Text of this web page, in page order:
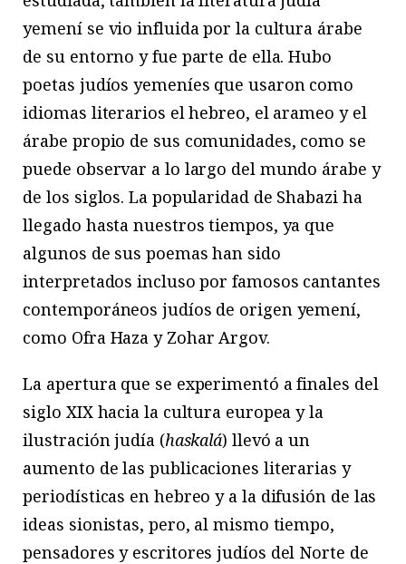
yemení se vio influida por la cultura árabe
de su entorno y fue parte de ella. Hubo
poetas judíos yemeníes que usaron como
idiomas literarios el hebreo, el arameo y el
árabe propio de sus comunidades, como se
puede observar a lo largo del mundo árabe y
de los siglos. La popularidad de Shabazi ha
llegado hasta nuestros tiempos, ya que
algunos de sus poemas han sido
interpretados incluso por famosos cantantes
contemporáneos judíos de origen yemení,
como Ofra Haza y Zohar Argov.
La apertura que se experimentó a finales del
siglo XIX hacia la cultura europea y la
ilustración judía (haskalá) llevó a un
aumento de las publicaciones literarias y
periodísticas en hebreo y a la difusión de las
ideas sionistas, pero, al mismo tiempo,
pensadores y escritores judíos del Norte de